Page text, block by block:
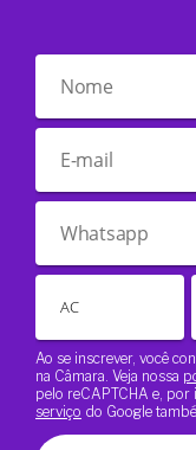
Ao se inscrever, você
na Câmara. Veja nossa
pelo reCAPTCHA e, por
serviço do Google